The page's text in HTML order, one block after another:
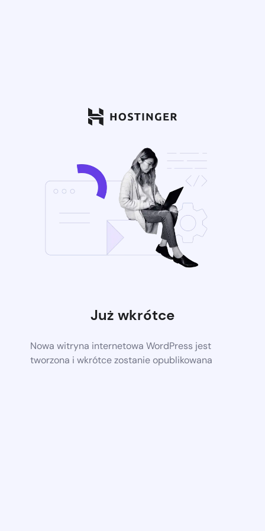
Już wkrótce
Nowa witryna internetowa WordPress jest
tworzona i wkrótce zostanie opublikowana